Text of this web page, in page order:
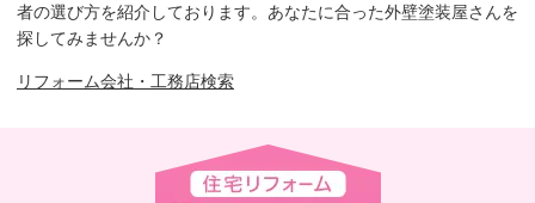
者の選び方を紹介しております。あなたに合った外壁塗装屋さんを
探してみませんか？
リフォーム会社・工務店検索